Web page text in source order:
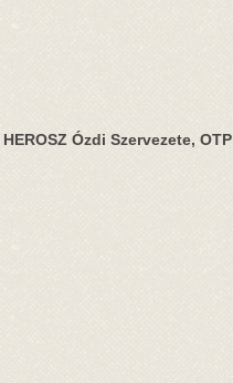
HEROSZ Ózdi Szervezete,